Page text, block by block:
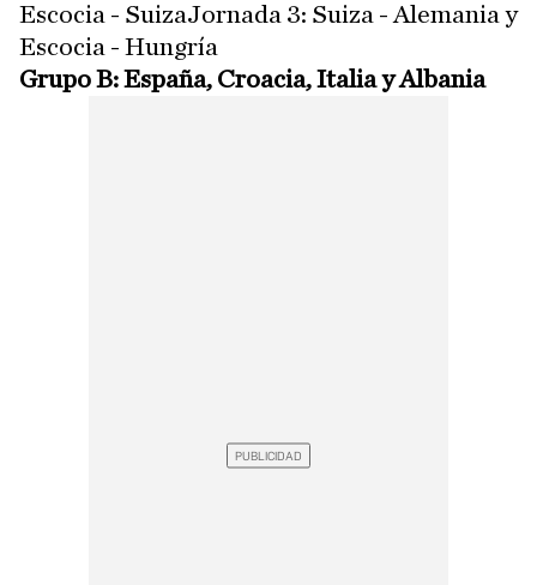
Escocia - SuizaJornada 3: Suiza - Alemania y
Escocia - Hungría
Grupo B: España, Croacia, Italia y Albania